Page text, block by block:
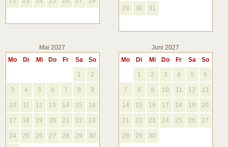
29 30 31
Mai 2027
Mo
Di Mi Do Fr Sa So
1 2
3 4 5 6 7 8 9
10 11 12 13 14 15 16
17 18 19 20 21 22 23
24 25 26 27 28 29 30
Juni 2027
Mo
Di Mi Do Fr Sa So
1 2 3 4 5 6
7 8 9 10 11 12 13
14 15 16 17 18 19 20
21 22 23 24 25 26 27
28 29 30